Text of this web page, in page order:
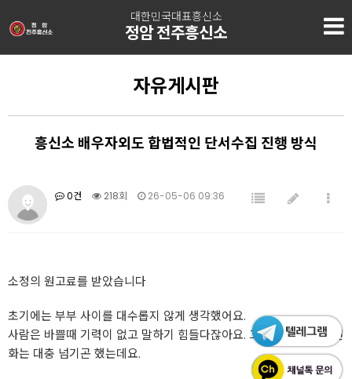
대한민국대표흥신소
정암 전주흥신소
자유게시판
흥신소 배우자외도 합법적인 단서수집 진행 방식
0건 218회 26-05-06 09:36
소정의 원고료를 받았습니다
초기에는 부부 사이를 대수롭지 않게 생각했어요.
사람은 바쁠때 기력이 없고 말하기 힘들다잖아요. 그렇기에 사소한 변
화는 대충 넘기곤 했는데요.